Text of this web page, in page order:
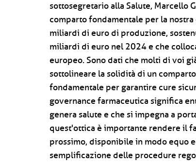
sottosegretario alla Salute, Marcello
comparto fondamentale per la
miliardi di euro di produzione,
miliardi di euro nel 2024 e che
europeo. Sono dati che molti di voi
sottolineare la solidità di un
fondamentale per garantire cure
governance farmaceutica significa
genera salute e che si impegna a
quest'ottica è importante rendere il
prossimo, disponibile in modo equo
semplificazione delle procedure